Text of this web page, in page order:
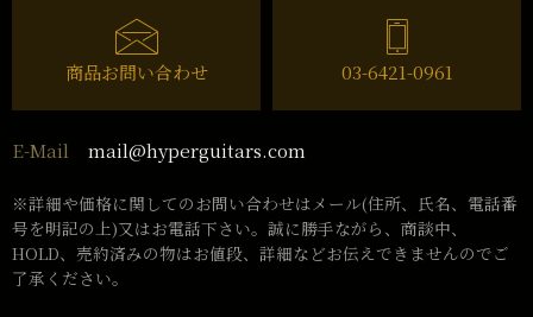
商品お問い合わせ 03-6421-0961
E-Mail mail@hyperguitars.com
※詳細や価格に関してのお問い合わせはメール(住所、氏名、電話番
号を明記の上)又はお電話下さい。誠に勝手ながら、商談中、
HOLD、売約済みの物はお値段、詳細などお伝えできませんのでご
了承ください。